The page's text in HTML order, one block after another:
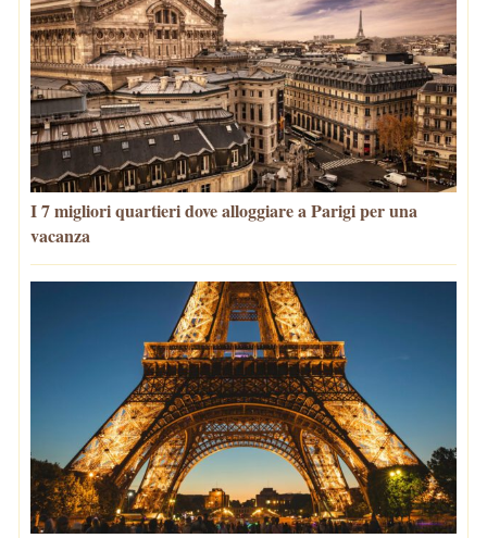
I 7 migliori quartieri dove alloggiare a Parigi per una
vacanza